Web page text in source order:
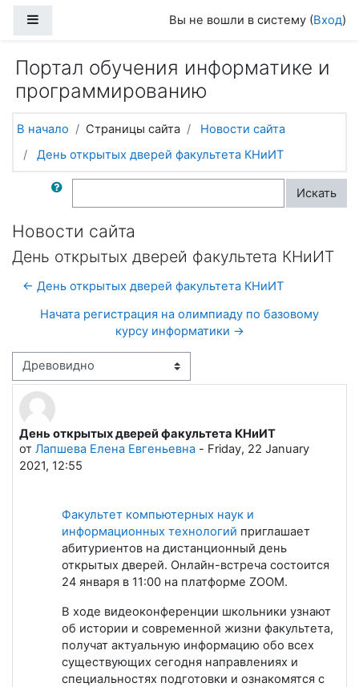
Вы не вошли в систему (Вход)
Портал обучения информатике и
программированию
В начало Страницы сайта
Новости сайта
День открытых дверей факультета КНиИТ
Поиск по форумам Искать
Новости сайта
День открытых дверей факультета КНиИТ
← День открытых дверей факультета КНиИТ
Начата регистрация на олимпиаду по базовому
курсу информатики →
Режим отображения
День открытых дверей факультета КНиИТ
от Лапшева Елена Евгеньевна - Friday, 22 January
2021, 12:55
Количество ответов: 0
Факультет компьютерных наук и
информационных технологий приглашает
абитуриентов на дистанционный день
открытых дверей. Онлайн-встреча состоится
24 января в 11:00 на платформе ZOOM.
В ходе видеоконференции школьники узнают
об истории и современной жизни факультета,
получат актуальную информацию обо всех
существующих сегодня направлениях и
специальностях подготовки и ознакомятся с